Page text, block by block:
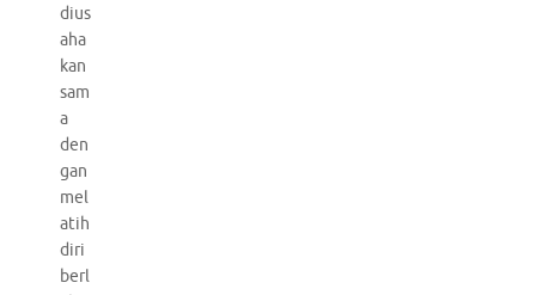
dius
aha
kan
sam
a
den
gan
mel
atih
diri
berl